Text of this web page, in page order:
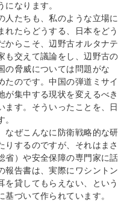
なります。
人たちも、私のような立場に
れたらどうする、日本をどう
からこそ、辺野古オルタナテ
も交えて議論をし、辺野古の
の脅威については問題がな
たのです。中国の弾道ミサイ
が集中する現状を変えるべき
ます。そういったことを、日
なぜこんなに防衛戦略的な研
りするのですが、それはまさ
省）や安全保障の専門家に話
報告書は、実際にワシントン
を貸してもらえない、という
づいて作られています。